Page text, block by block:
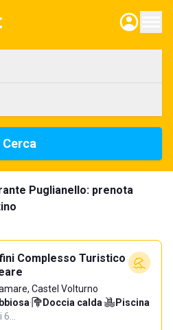
Cerca
Puglianello: prenota
Complesso Turistico
Castel Volturno
· Doccia calda·
Piscina